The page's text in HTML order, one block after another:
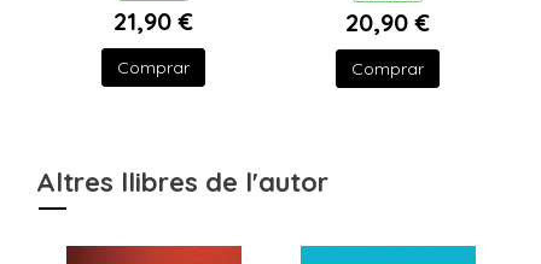
21,90 €
Comprar
20,90 €
Comprar
Altres llibres de l'autor